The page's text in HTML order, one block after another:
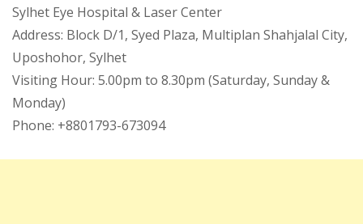
Sylhet Eye Hospital & Laser Center
Address: Block D/1, Syed Plaza, Multiplan Shahjalal City,
Uposhohor, Sylhet
Visiting Hour: 5.00pm to 8.30pm (Saturday, Sunday &
Monday)
Phone: +8801793-673094